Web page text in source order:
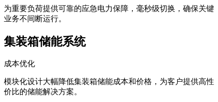
为重要负荷提供可靠的应急电力保障，毫秒级切换，确保关键
业务不间断运行。
集装箱储能系统
成本优化
模块化设计大幅降低集装箱储能成本和价格，为客户提供高性
价比的储能解决方案。